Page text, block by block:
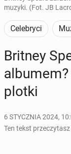
muzyki. (Fot. JB
Celebryci
Britney
plotki
6 STYCZNIA 2024,
Ten tekst